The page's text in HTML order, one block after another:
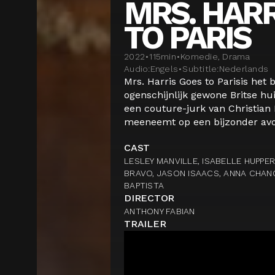
MRS.
TO PARIS
2022•115min•Komedie, Drama
Audio:Engels•Subtitle:Nederlands
Mrs. Harris Goes to Parisis het
ogenschijnlijk gewone Britse
een couture-jurk van Christian
meeneemt op een bijzonder
CAST
LESLEY MANVILLE, ISABELLE
BRAVO, JASON ISAACS, ANNA
BAPTISTA
DIRECTOR
ANTHONY FABIAN
TRAILER